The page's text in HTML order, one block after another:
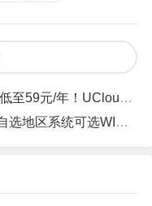
云服务夏季钜惠活动攻略[商家投稿]
可选WIN，免费领取一年